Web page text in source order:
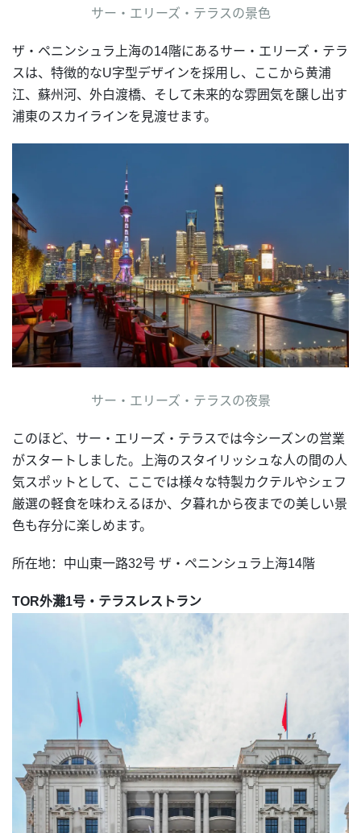
サー・エリーズ・テラスの景色
ザ・ペニンシュラ上海の14階にあるサー・エリーズ・テラ
スは、特徴的なU字型デザインを採用し、ここから黄浦
江、蘇州河、外白渡橋、そして未来的な雰囲気を醸し出す
浦東のスカイラインを見渡せます。
サー・エリーズ・テラスの夜景
このほど、サー・エリーズ・テラスでは今シーズンの営業
がスタートしました。上海のスタイリッシュな人の間の人
気スポットとして、ここでは様々な特製カクテルやシェフ
厳選の軽食を味わえるほか、夕暮れから夜までの美しい景
色も存分に楽しめます。
所在地：中山東一路32号 ザ・ペニンシュラ上海14階
TOR外灘1号・テラスレストラン